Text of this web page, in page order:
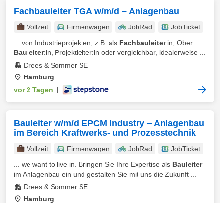
Fachbauleiter TGA w/m/d – Anlagenbau
Vollzeit Firmenwagen JobRad
JobTicket
... von Industrieprojekten, z.B. als Fachbauleiter:in, Ober
Bauleiter:in, Projektleiter:in oder vergleichbar, idealerweise ...
Drees & Sommer SE
Hamburg
vor 2 Tagen
Bauleiter w/m/d EPCM Industry ‒ Anlagenbau
im Bereich Kraftwerks- und Prozesstechnik
Vollzeit Firmenwagen JobRad
JobTicket
... we want to live in. Bringen Sie Ihre Expertise als Bauleiter
im Anlagenbau ein und gestalten Sie mit uns die Zukunft ...
Drees & Sommer SE
Hamburg